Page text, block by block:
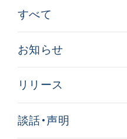
すべて
お知らせ
リリース
談話・声明